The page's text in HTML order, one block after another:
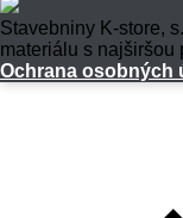
Stavebniny K-store,
materiálu s najširšou
Ochrana osobných